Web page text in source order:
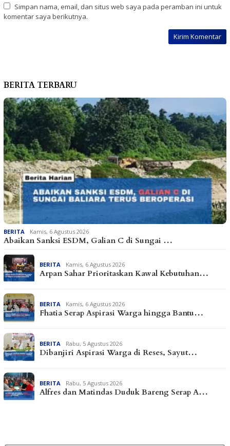
Simpan nama, email, dan situs web saya pada peramban ini untuk
komentar saya berikutnya.
BERITA TERBARU
BERITA Kamis, 6 Agustus 2026
Abaikan Sanksi ESDM, Galian C di Sungai …
BERITA Kamis, 6 Agustus 2026
Arpan Sahar Prioritaskan Kawal Kebutuhan…
BERITA Kamis, 6 Agustus 2026
Fhatia Serap Aspirasi Warga hingga Bantu…
BERITA Rabu, 5 Agustus 2026
Dibanjiri Aspirasi Warga di Reses, Sayut…
BERITA Rabu, 5 Agustus 2026
Alfres dan Matindas Duduk Bareng Serap A…